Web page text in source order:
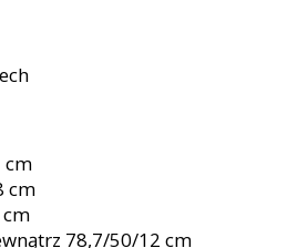
cm
cm
78,7/50/12 cm